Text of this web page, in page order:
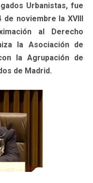
Urbanistas, fue
noviembre la XVIII
al Derecho
la Asociación de
la Agrupación de
de Madrid.